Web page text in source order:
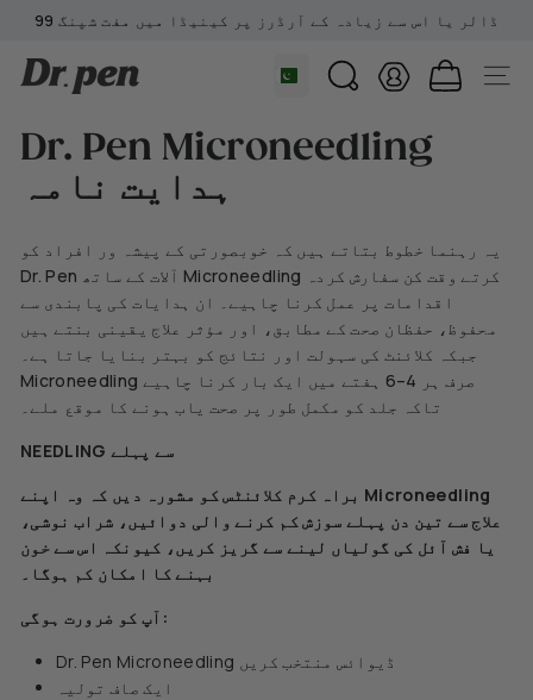
مواد
جائیں
شو
99 ڈالر یا اس سے زیادہ کے آرڈرز پر کینیڈا میں مفت شپنگ
D
P
e
n
a
n
d
a
تلاش
Dr. Pen Microneedling
ہدایت نامہ
یہ رہنما خطوط بتاتے ہیں کہ خوبصورتی کے پیشہ ور افراد کو
Dr. Pen آلات کے ساتھ Microneedling کرتے وقت کن سفارش کردہ
اقدامات پر عمل کرنا چاہیے۔ ان ہدایات کی پابندی سے
محفوظ، حفظان صحت کے مطابق، اور مؤثر علاج یقینی بنتے ہیں
جبکہ کلائنٹ کی سہولت اور نتائج کو بہتر بنایا جاتا ہے۔
Microneedling صرف ہر 4–6 ہفتے میں ایک بار کرنا چاہیے
تاکہ جلد کو مکمل طور پر صحت یاب ہونے کا موقع ملے۔
NEEDLING سے پہلے
براہ کرم کلائنٹس کو مشورہ دیں کہ وہ اپنے Microneedling
علاج سے تین دن پہلے سوزش کم کرنے والی دوائیں، شراب نوشی،
یا فش آئل کی گولیاں لینے سے گریز کریں، کیونکہ اس سے خون
بہنے کا امکان کم ہوگا۔
آپ کو ضرورت ہوگی:
Dr. Pen Microneedling ڈیوائس منتخب کریں
ایک صاف تولیہ